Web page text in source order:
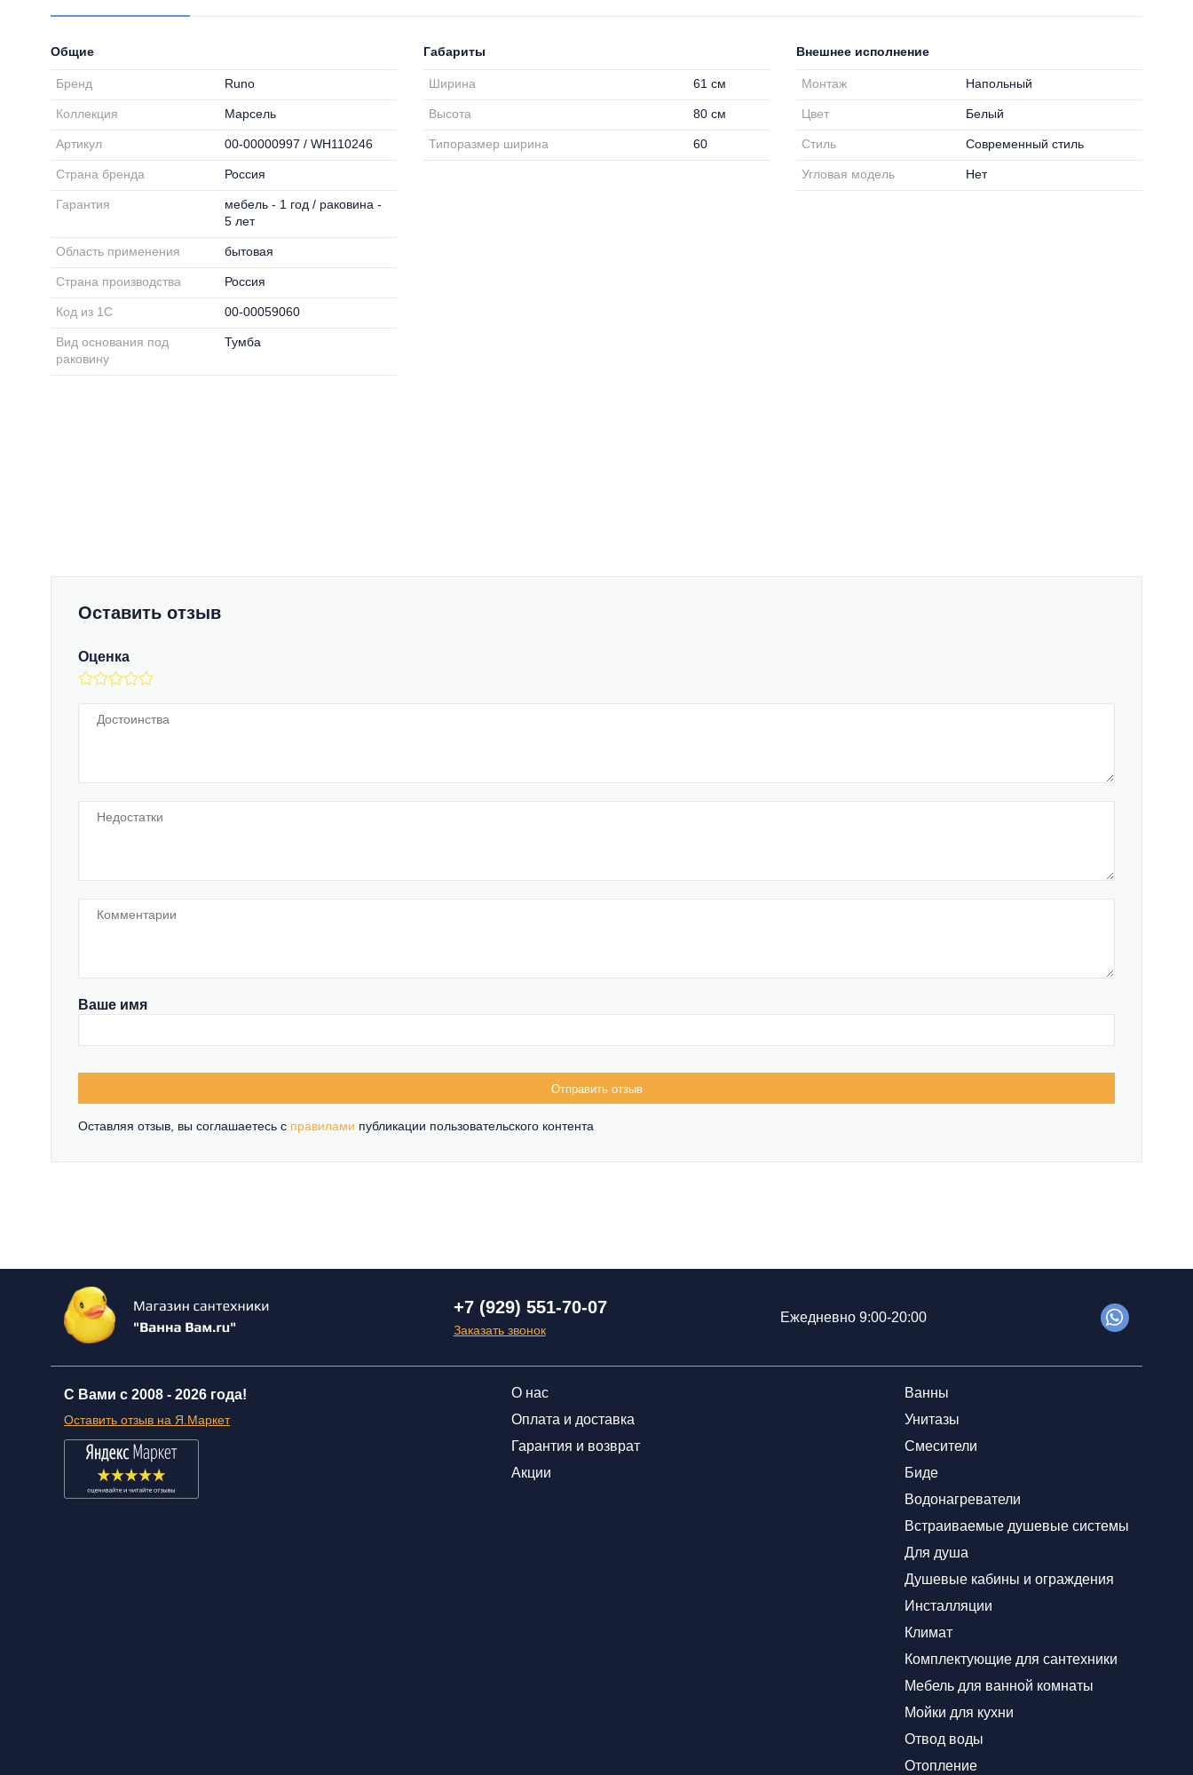
Общие
Бренд Runo
Коллекция Марсель
Артикул 00-00000997 / WH110246
Страна бренда Россия
Гарантия
мебель - 1 год / раковина -
5 лет
Область применения бытовая
Страна производства Россия
Код из 1С 00-00059060
Вид основания под
раковину
Тумба
Габариты
Ширина 61 см
Высота 80 см
Типоразмер ширина 60
Внешнее исполнение
Монтаж Напольный
Цвет Белый
Стиль Современный стиль
Угловая модель Нет
Оставить отзыв
Оценка
Ваше имя
Отправить отзыв
Оставляя отзыв, вы соглашаетесь c правилами публикации пользовательского контента
+7 (929) 551-70-07
Заказать звонок
Ежедневно 9:00-20:00
С Вами с 2008 - 2026 года!
Оставить отзыв на Я.Маркет
О нас
Оплата и доставка
Гарантия и возврат
Акции
Ванны
Унитазы
Смесители
Биде
Водонагреватели
Встраиваемые душевые системы
Для душа
Душевые кабины и ограждения
Инсталляции
Климат
Комплектующие для сантехники
Мебель для ванной комнаты
Мойки для кухни
Отвод воды
Отопление